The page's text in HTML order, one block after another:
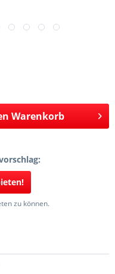
Warenkorb
zu können.